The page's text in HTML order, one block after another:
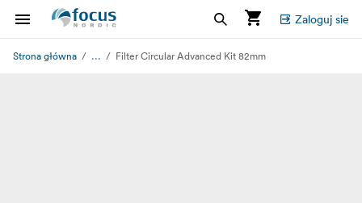
Zaloguj sie
Strona główna ... Filter Circular Advanced Kit 82mm